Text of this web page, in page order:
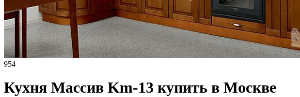
954
Кухня Массив Km-13 купить в Москве